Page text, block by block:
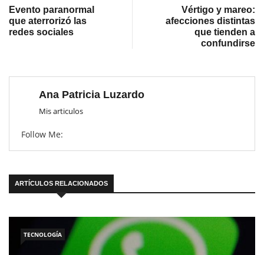
Evento paranormal
que aterrorizó las
redes sociales
Vértigo y mareo:
afecciones distintas
que tienden a
confundirse
Ana Patricia Luzardo
Mis articulos
Follow Me:
ARTÍCULOS RELACIONADOS
TECNOLOGÍA